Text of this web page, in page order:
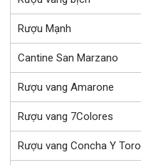
Rượu Mạnh
Cantine San Marzano
Rượu vang Amarone
Rượu vang 7Colores
Rượu vang Concha Y Toro